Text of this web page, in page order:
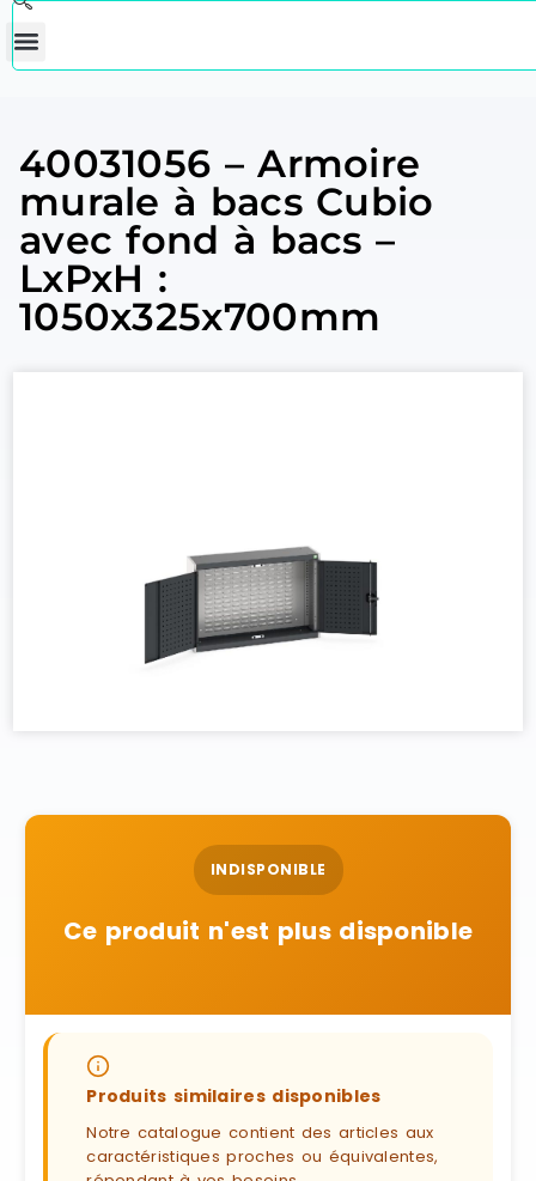
40031056 – Armoire
murale à bacs Cubio
avec fond à bacs –
LxPxH :
1050x325x700mm
INDISPONIBLE
Ce produit n'est plus disponible
Produits similaires disponibles
Notre catalogue contient des articles aux
caractéristiques proches ou équivalentes,